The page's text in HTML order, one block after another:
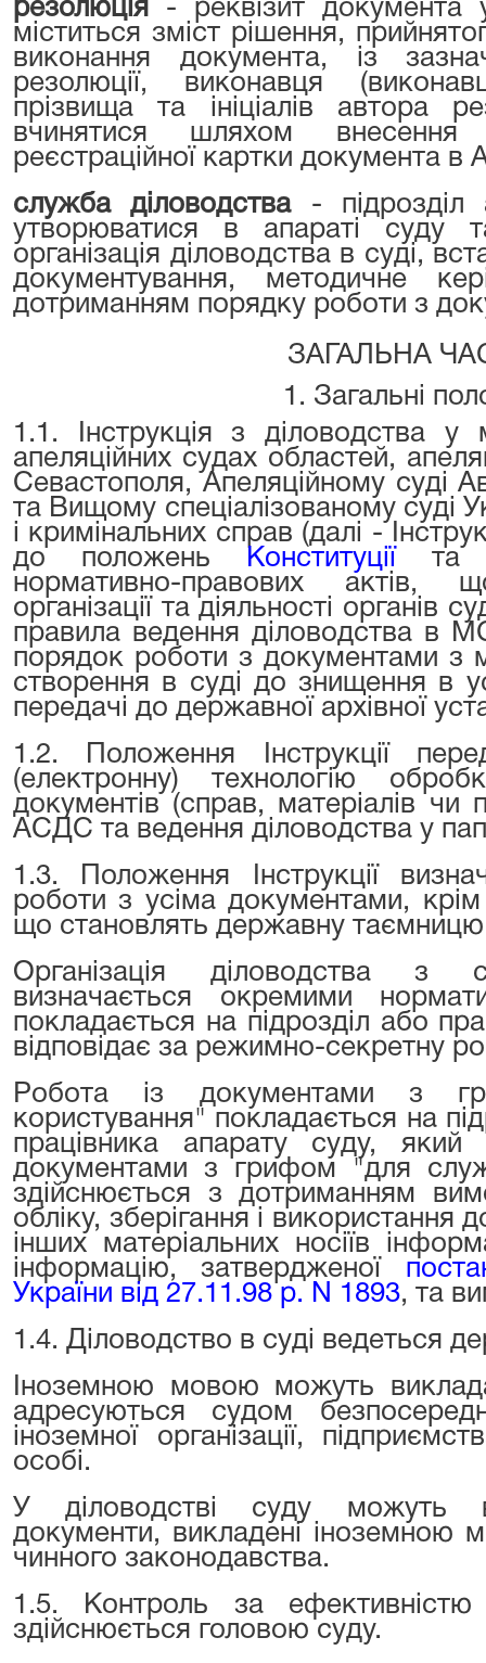
резолюція - реквізит документа
міститься зміст рішення,
виконання документа, із
резолюції, виконавця
прізвища та ініціалів автора
вчинятися шляхом
реєстраційної картки документа
служба діловодства -
утворюватися в апараті суду
організація діловодства в суді,
документування, методичне
дотриманням порядку роботи з
ЗАГАЛЬНА
1. Загальні
1.1. Інструкція з діловодства у
апеляційних судах областей,
Севастополя, Апеляційному суді
та Вищому спеціалізованому суді
і кримінальних справ (далі -
до положень
Конституції та
нормативно-правових актів,
організації та діяльності органів
правила ведення діловодства в
порядок роботи з документами з
створення в суді до знищення в
передачі до державної архівної
1.2. Положення Інструкції
(електронну) технологію
документів (справ, матеріалів
АСДС та ведення діловодства у
1.3. Положення Інструкції
роботи з усіма документами, крім
що становлять державну
Організація діловодства з
визначається окремими
покладається на підрозділ або
відповідає за режимно-секретну
Робота із документами з
користування" покладається на
працівника апарату суду,
документами з грифом "для
здійснюється з дотриманням
обліку, зберігання і використання
інших матеріальних носіїв
інформацію, затвердженої
України від 27.11.98 р. N 1893, та
1.4. Діловодство в суді ведеться
Іноземною мовою можуть
адресуються судом
іноземної організації,
особі.
У діловодстві суду можуть
документи, викладені іноземною
чинного законодавства.
1.5. Контроль за ефективністю
здійснюється головою суду.